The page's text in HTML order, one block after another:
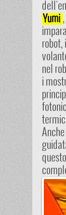
Yumi
robot,
nel
i